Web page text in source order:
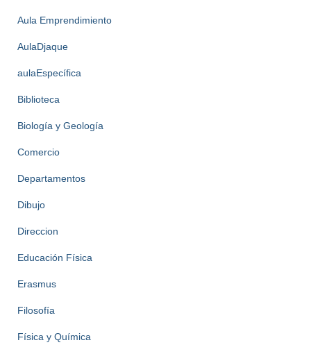
Aula Emprendimiento
AulaDjaque
aulaEspecífica
Biblioteca
Biología y Geología
Comercio
Departamentos
Dibujo
Direccion
Educación Física
Erasmus
Filosofía
Física y Química